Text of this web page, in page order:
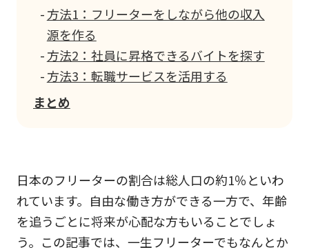
方法1：フリーターをしながら他の収入
源を作る
方法2：社員に昇格できるバイトを探す
方法3：転職サービスを活用する
まとめ
日本のフリーターの割合は総人口の約1％といわ
れています。自由な働き方ができる一方で、年齢
を追うごとに将来が心配な方もいることでしょ
う。この記事では、一生フリーターでもなんとか